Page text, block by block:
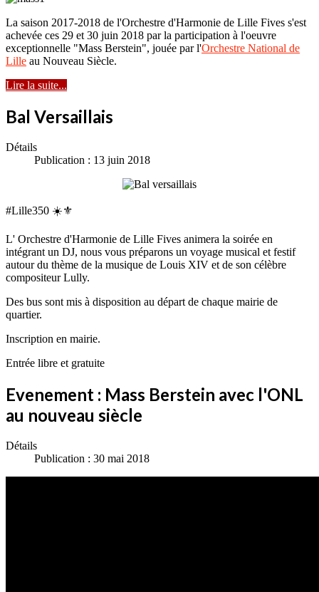
La saison 2017-2018 de l'Orchestre d'Harmonie de Lille Fives s'est
achevée ces 29 et 30 juin 2018 par la participation à l'oeuvre
exceptionnelle "Mass Berstein", jouée par l'Orchestre National de
Lille au Nouveau Siècle.
Lire la suite...
Bal Versaillais
Détails
Publication : 13 juin 2018
#Lille350 ☀️⚜️
L' Orchestre d'Harmonie de Lille Fives animera la soirée en
intégrant un DJ, nous vous préparons un voyage musical et festif
autour du thème de la musique de Louis XIV et de son célèbre
compositeur Lully.
Des bus sont mis à disposition au départ de chaque mairie de
quartier.
Inscription en mairie.
Entrée libre et gratuite
Evenement : Mass Berstein avec l'ONL
au nouveau siècle
Détails
Publication : 30 mai 2018